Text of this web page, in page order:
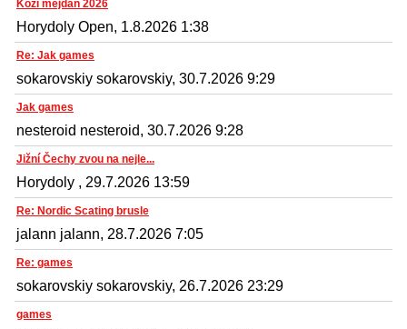
Kozí mejdan 2026
Horydoly Open, 1.8.2026 1:38
Re: Jak games
sokarovskiy sokarovskiy, 30.7.2026 9:29
Jak games
nesteroid nesteroid, 30.7.2026 9:28
Jižní Čechy zvou na nejle...
Horydoly , 29.7.2026 13:59
Re: Nordic Scating brusle
jalann jalann, 28.7.2026 7:05
Re: games
sokarovskiy sokarovskiy, 26.7.2026 23:29
games